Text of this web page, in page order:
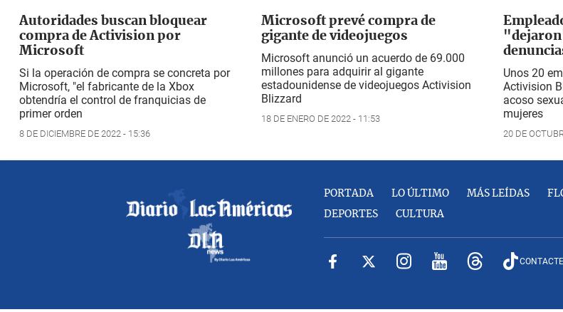
Autoridades buscan bloquear
compra de Activision por
Microsoft
Si la operación de compra se concreta por
Microsoft, "el fabricante de la Xbox
obtendría el control de franquicias de
primer orden
8 DE DICIEMBRE DE 2022 - 15:36
Microsoft prevé compra de
gigante de videojuegos
Microsoft anunció un acuerdo de 69.000
millones para adquirir al gigante
estadounidense de videojuegos Activision
Blizzard
18 DE ENERO DE 2022 - 11:53
Unos 20
Activision
acoso
mujeres
20 DE
PORTADA LO ÚLTIMO MÁS LEÍDAS
DEPORTES CULTURA